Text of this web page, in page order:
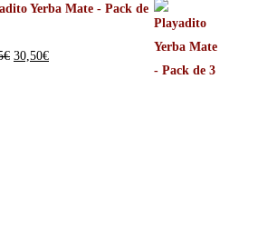
Yerba Mate - Pack de
€ 30,50€